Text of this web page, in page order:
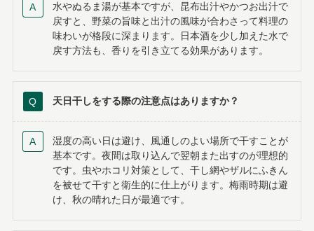
水やぬるま湯が基本ですが、昆布出汁やかつお出汁で
戻すと、野菜の旨味と出汁の風味が合わさって料理の
味わいが格段に深まります。日本酒を少し加えた水で
戻す方法も、香りを引き立てる効果があります。
天日干しをする際の注意点はありますか？
湿度の高い日は避け、風通しのよい場所で干すことが
基本です。夜間は取り込んで翌朝また出すのが理想的
です。虫やホコリ対策として、干し網やザルにふきん
を被せて干すと衛生的に仕上がります。梅雨時期は避
け、秋の晴れた日が最適です。